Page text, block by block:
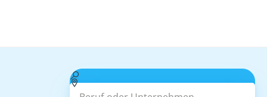
Beruf oder Unternehmen
Suchen